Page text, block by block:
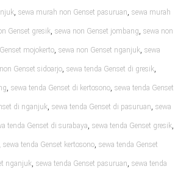
, sewa murah non Genset pasuruan, sewa murah
Genset gresik, sewa non Genset jombang, sewa non
mojokerto, sewa non Genset nganjuk, sewa
Genset sidoarjo, sewa tenda Genset di gresik,
, sewa tenda Genset di kertosono, sewa tenda Genset
di nganjuk, sewa tenda Genset di pasuruan, sewa
tenda Genset di surabaya, sewa tenda Genset gresik,
sewa tenda Genset kertosono, sewa tenda Genset
nganjuk, sewa tenda Genset pasuruan, sewa tenda